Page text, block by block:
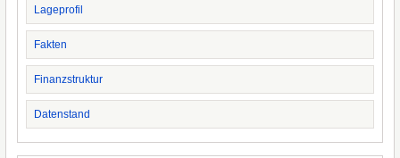
Lageprofil
Fakten
Finanzstruktur
Datenstand